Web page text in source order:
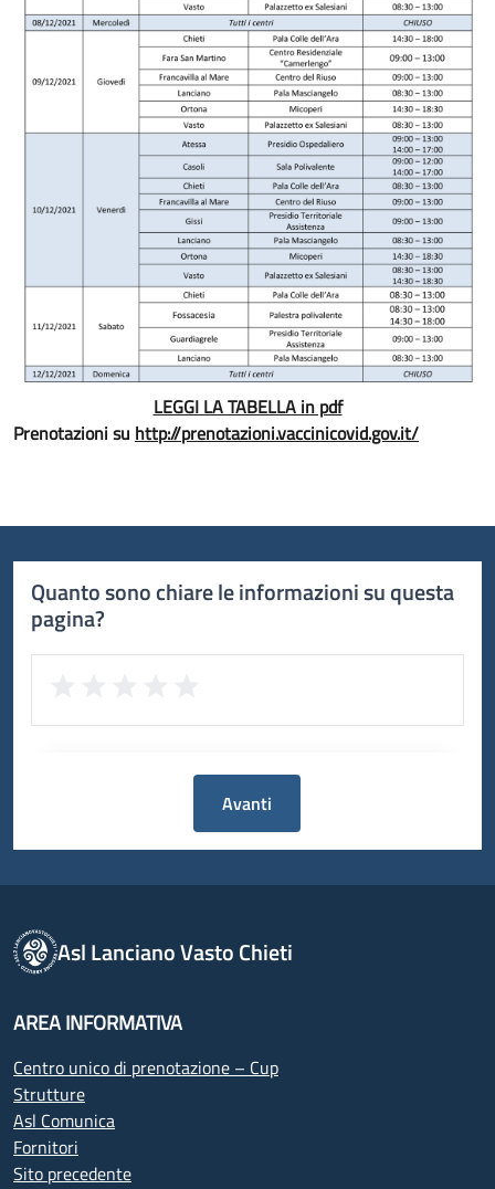
LEGGI LA TABELLA in pdf
Prenotazioni su http://prenotazioni.vaccinicovid.gov.it/
Quanto sono chiare le informazioni su questa
pagina?
Avanti
Asl Lanciano Vasto Chieti
AREA INFORMATIVA
Centro unico di prenotazione – Cup
Strutture
Asl Comunica
Fornitori
Sito precedente